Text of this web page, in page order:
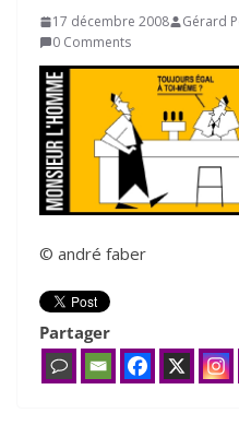
17 décembre 2008 Gérard
0 Comments
© andré faber
Partager